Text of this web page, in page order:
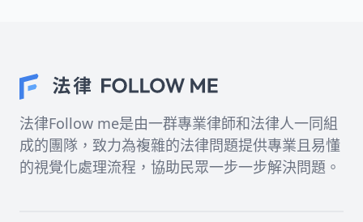
法律Follow me是由一群專業律師和法律人一同組
成的團隊，致力為複雜的法律問題提供專業且易懂
的視覺化處理流程，協助民眾一步一步解決問題。